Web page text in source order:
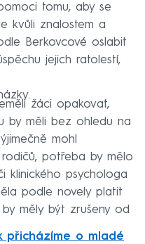
tomu, aby se
kvůli znalostem a
Berkovcové oslabit
jejich ratolestí,
žáci opakovat,
by měli bez ohledu na
mohl
potřeba by mělo
klinického psychologa
podle novely platit
měly být zrušeny od
přicházíme o mladé